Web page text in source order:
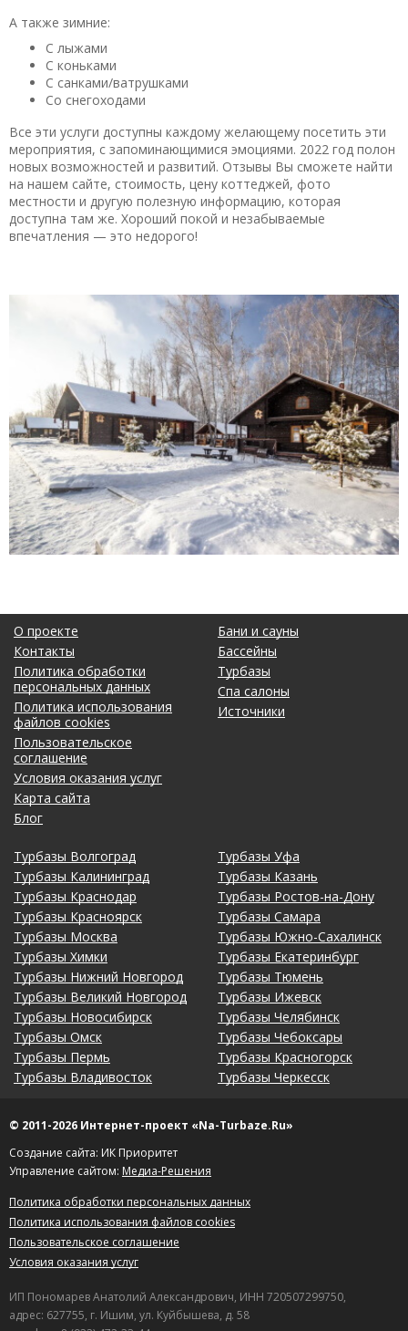
А также зимние:
С лыжами
С коньками
С санками/ватрушками
Со снегоходами
Все эти услуги доступны каждому желающему посетить эти
мероприятия, с запоминающимися эмоциями. 2022 год полон
новых возможностей и развитий. Отзывы Вы сможете найти
на нашем сайте, стоимость, цену коттеджей, фото
местности и другую полезную информацию, которая
доступна там же. Хороший покой и незабываемые
впечатления — это недорого!
О проекте
Контакты
Политика обработки
персональных данных
Политика использования
файлов cookies
Пользовательское
соглашение
Условия оказания услуг
Карта сайта
Блог
Бани и сауны
Бассейны
Турбазы
Спа салоны
Источники
Турбазы Волгоград
Турбазы Калининград
Турбазы Краснодар
Турбазы Красноярск
Турбазы Москва
Турбазы Химки
Турбазы Нижний Новгород
Турбазы Великий Новгород
Турбазы Новосибирск
Турбазы Омск
Турбазы Пермь
Турбазы Владивосток
Турбазы Уфа
Турбазы Казань
Турбазы Ростов-на-Дону
Турбазы Самара
Турбазы Южно-Сахалинск
Турбазы Екатеринбург
Турбазы Тюмень
Турбазы Ижевск
Турбазы Челябинск
Турбазы Чебоксары
Турбазы Красногорск
Турбазы Черкесск
© 2011-2026 Интернет-проект «Na-Turbaze.Ru»
Создание сайта: ИК Приоритет
Управление сайтом: Медиа-Решения
Политика обработки персональных данных
Политика использования файлов cookies
Пользовательское соглашение
Условия оказания услуг
ИП Пономарев Анатолий Александрович, ИНН 720507299750,
адрес: 627755, г. Ишим, ул. Куйбышева, д. 58